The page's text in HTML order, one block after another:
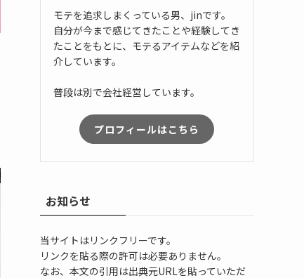
モテを追求しまくっている男、jinです。
自分が今まで感じてきたことや経験してき
たことをもとに、モテるアイテムなどを紹
介しています。
普段は別で会社経営しています。
プロフィールはこちら
お知らせ
当サイトはリンクフリーです。
リンクを貼る際の許可は必要ありません。
なお、本文の引用は出典元URLを貼っていただ